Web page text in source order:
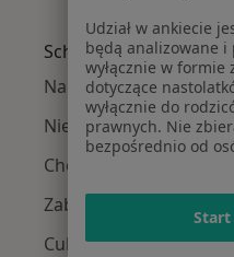
Schorzenia w
Nadciśnienie tętnicze
Niewydolność serca w
Choroba wieńcowa w
Zaburzenia rytmu
Cukrzyca w
Udział w ankiecie
będą analizowane i
wyłącznie w formie
dotyczące
wyłącznie do
prawnych. Nie
bezpośrednio od
Start